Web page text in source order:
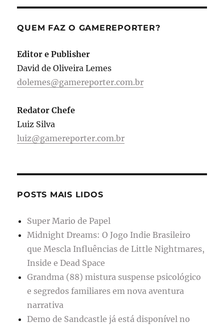
QUEM FAZ O GAMEREPORTER?
Editor e Publisher
David de Oliveira Lemes
dolemes@gamereporter.com.br
Redator Chefe
Luiz Silva
luiz@gamereporter.com.br
POSTS MAIS LIDOS
Super Mario de Papel
Midnight Dreams: O Jogo Indie Brasileiro
que Mescla Influências de Little Nightmares,
Inside e Dead Space
Grandma (88) mistura suspense psicológico
e segredos familiares em nova aventura
narrativa
Demo de Sandcastle já está disponível no